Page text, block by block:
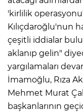
'kirlilik
Kılıçdaroğlu'nun
çeşitli iddialar
aklanıp gelin"
yargılamaları
İmamoğlu, Rıza
Mehmet Murat
başkanlarının